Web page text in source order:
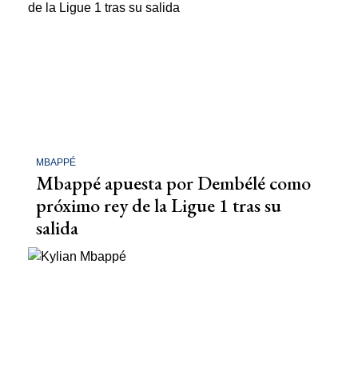
MBAPPÉ
Mbappé apuesta por Dembélé como
próximo rey de la Ligue 1 tras su
salida